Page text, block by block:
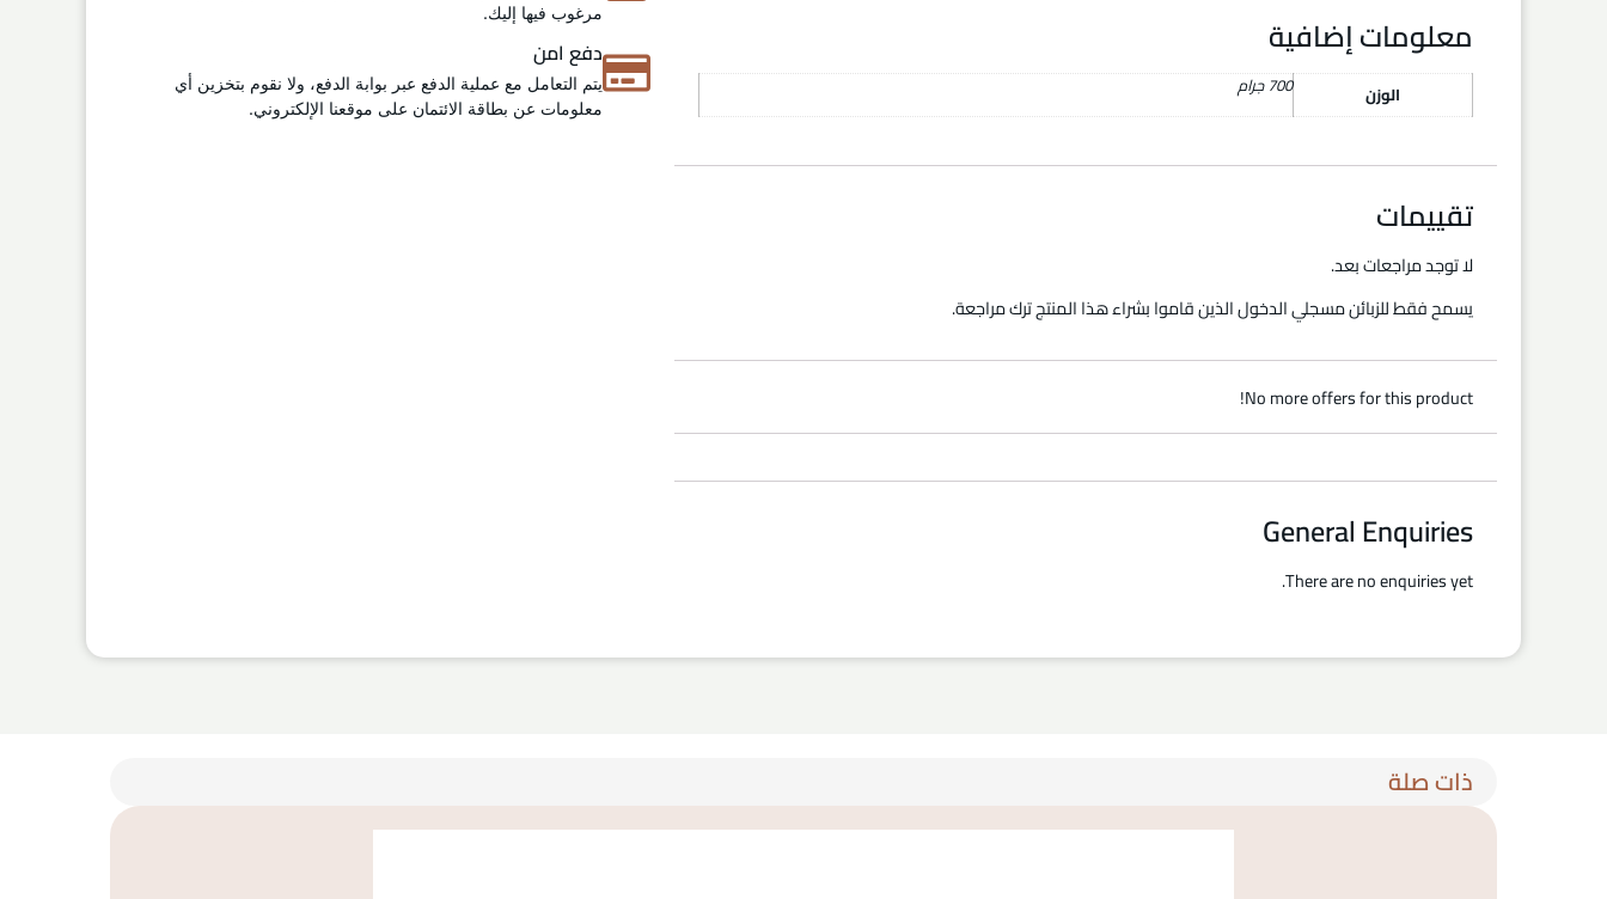
معلومات إضافية
الوزن 700 جرام
تقييمات
لا توجد مراجعات بعد.
يسمح فقط للزبائن مسجلي الدخول الذين قاموا بشراء هذا المنتج ترك مراجعة.
No more offers for this product!
General Enquiries
There are no enquiries yet.
مرغوب فيها إليك.
دفع امن
يتم التعامل مع عملية الدفع عبر بوابة الدفع، ولا نقوم بتخزين أي
معلومات عن بطاقة الائتمان على موقعنا الإلكتروني.
ذات صلة